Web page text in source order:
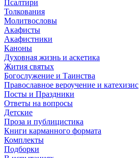
Псалтири
Толкования
Молитвословы
Акафисты
Акафистники
Каноны
Духовная жизнь и аскетика
Жития святых
Богослужение и Таинства
Православное вероучение и катехизис
Посты и Праздники
Ответы на вопросы
Детские
Проза и публицистика
Книги карманного формата
Комплекты
Подборки